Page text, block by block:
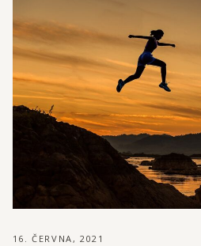
16. ČERVNA, 2021